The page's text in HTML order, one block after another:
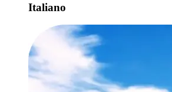
Italiano